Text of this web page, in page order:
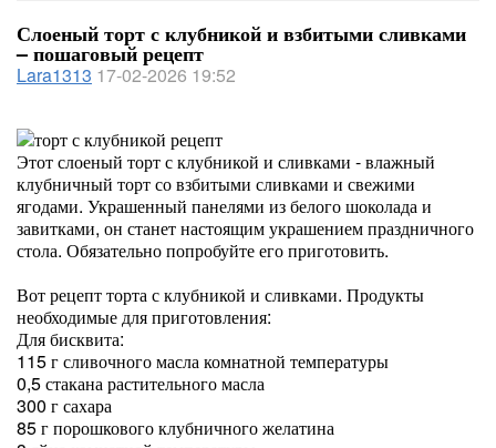
Слоеный торт с клубникой и взбитыми сливками
– пошаговый рецепт
Lara1313 17-02-2026 19:52
Этот слоеный торт с клубникой и сливками - влажный
клубничный торт со взбитыми сливками и свежими
ягодами. Украшенный панелями из белого шоколада и
завитками, он станет настоящим украшением праздничного
стола. Обязательно попробуйте его приготовить.
Вот рецепт торта с клубникой и сливками. Продукты
необходимые для приготовления:
Для бисквита:
115 г сливочного масла комнатной температуры
0,5 стакана растительного масла
300 г сахара
85 г порошкового клубничного желатина